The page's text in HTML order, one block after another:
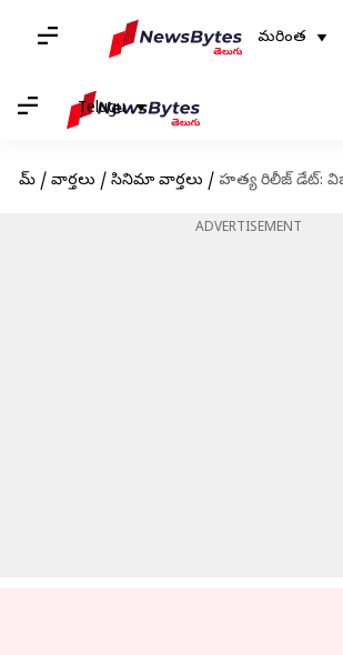
మరింత
Telugu
హోమ్ / వార్తలు / సినిమా వార్తలు / హత్య రిలీజ్ డేట్: విజయ్ ఆంటోనీ కొత్త
ADVERTISEMENT